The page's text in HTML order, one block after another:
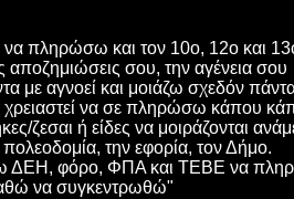
πληρώσω και τον 10ο, 12ο και
αποζημιώσεις σου, την αγένεια σου
με αγνοεί και μοιάζω σχεδόν
να σε πληρώσω κάπου
ζεσαι ή είδες να μοιράζονται
την εφορία, τον Δήμο.
ΔΕΗ, φόρο, ΦΠΑ και ΤΕΒΕ να
να συγκεντρωθώ"